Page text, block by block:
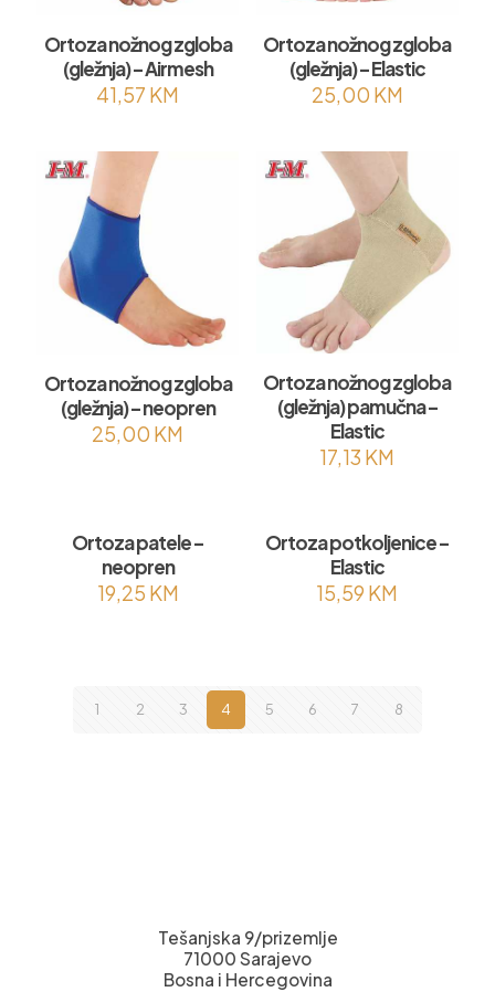
Ortoza nožnog zgloba
(gležnja) – Airmesh
41,57 KM
Ortoza nožnog zgloba
(gležnja) – Elastic
25,00 KM
Ortoza nožnog zgloba
(gležnja) – neopren
25,00 KM
Ortoza nožnog zgloba
(gležnja) pamučna –
Elastic
17,13 KM
Ortoza patele –
neopren
19,25 KM
Ortoza potkoljenice –
Elastic
15,59 KM
1 2 3 4 5 6 7 8
Tešanjska 9/prizemlje
71000 Sarajevo
Bosna i Hercegovina